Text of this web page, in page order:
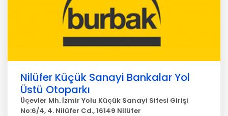
Nilüfer Küçük Sanayi Bankalar Yol
Üstü Otoparkı
Üçevler Mh. İzmir Yolu Küçük Sanayi Sitesi Girişi
No:6/4, 4. Nilüfer Cd., 16149 Nilüfer